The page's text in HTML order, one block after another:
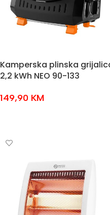
Kamperska plinska
2,2 kWh NEO 90-133
149,90 KM